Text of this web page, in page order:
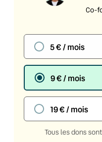
Co-
5 € / mois
9 € / mois
19 € / mois
Tous les dons